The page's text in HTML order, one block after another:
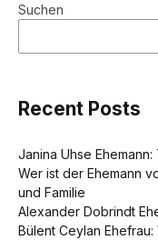
Suchen
Recent Posts
Janina Uhse
Wer ist der Ehemann
und Familie
Alexander Dobrindt
Bülent Ceylan